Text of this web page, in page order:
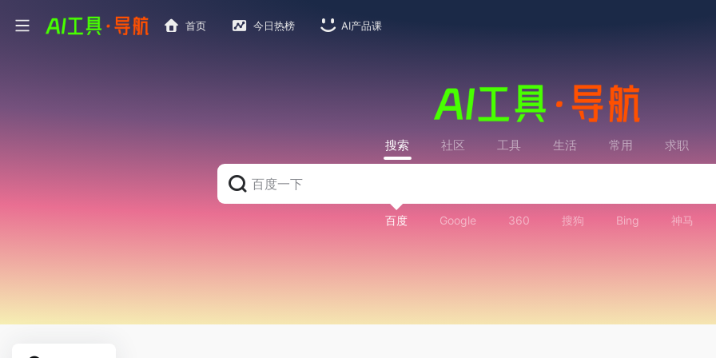
首页 今日热榜 AI产品课
搜索 社区 工具 生活 常用 求职
百度 Google 360 搜狗 Bing 神马